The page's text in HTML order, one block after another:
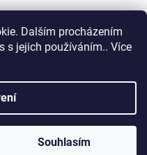
Dalším procházením
s jejich používáním.. Více
Souhlasím
. Všechna práva vyhrazena.